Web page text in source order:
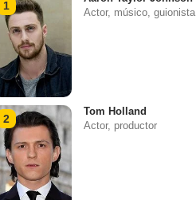
1
Actor, músico, guionista
2
Tom Holland
Actor, productor